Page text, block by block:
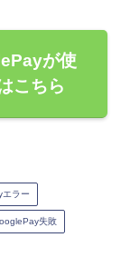
が使
こちら
ラー
失敗